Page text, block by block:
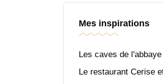
Mes inspirations
Les caves de l'abbaye
Le restaurant Cerise